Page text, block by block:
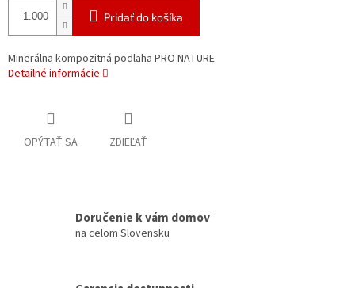
Pridať do košíka
Minerálna kompozitná podlaha PRO NATURE
Detailné informácie
OPÝTAŤ SA ZDIEĽAŤ
Doručenie k vám domov
na celom Slovensku